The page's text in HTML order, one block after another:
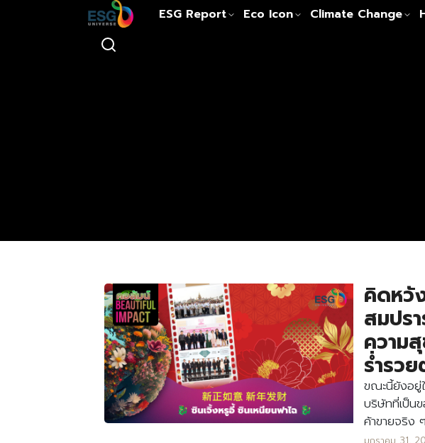
ESG Report Eco Icon Climate Change
คิดหวั
สมปร
ความ
ร่ำรว
ขณะนี้ยังอยู่
บริษัทที่เป็น
ค้าขายจริง